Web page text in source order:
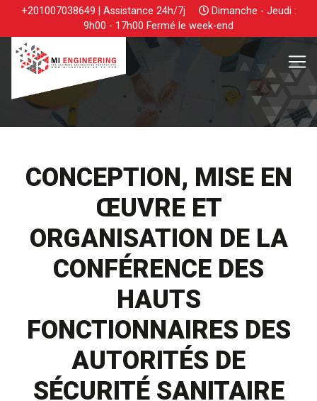
+201007038649 | Assistance 24h/7j
Dimanche - Jeudi :
9h00 - 17h00 Fermé le week-end
CONCEPTION, MISE EN
ŒUVRE ET
ORGANISATION DE LA
CONFÉRENCE DES
HAUTS
FONCTIONNAIRES DES
AUTORITÉS DE
SÉCURITÉ SANITAIRE